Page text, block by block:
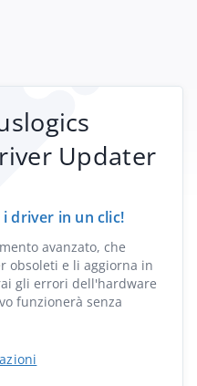
Updater
driver in un clic!
avanzato, che
obsoleti e li aggiorna in
gli errori dell'hardware
funzionerà senza